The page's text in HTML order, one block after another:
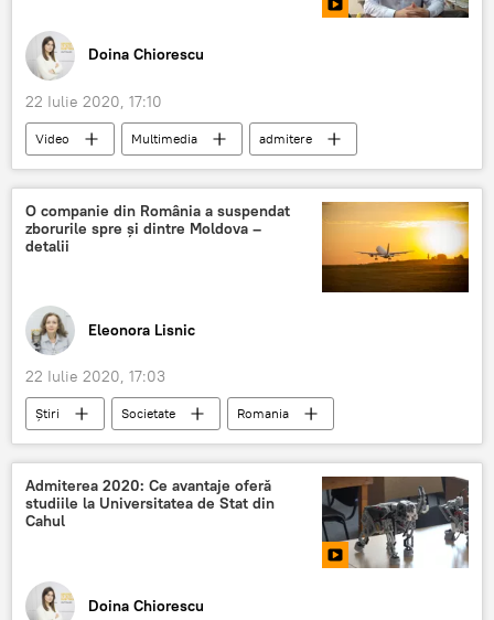
Doina Chiorescu
22 Iulie 2020, 17:10
Video Multimedia
admitere
2020
ADMITEREA 2020: CE UNIVERSITATE ALEGI
Admiterea-2020: Subiecte video
O companie din România a suspendat
zborurile spre și dintre Moldova –
detalii
Eleonora Lisnic
22 Iulie 2020, 17:03
Știri Societate
Romania
Moldova
zboruri
Admiterea 2020: Ce avantaje oferă
studiile la Universitatea de Stat din
Cahul
Doina Chiorescu